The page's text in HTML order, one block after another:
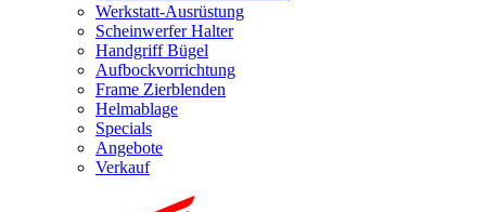
Werkstatt-Ausrüstung
Scheinwerfer Halter
Handgriff Bügel
Aufbockvorrichtung
Frame Zierblenden
Helmablage
Specials
Angebote
Verkauf